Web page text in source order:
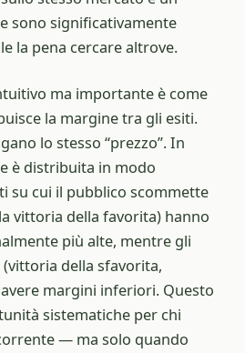
sono significativamente
la pena cercare altrove.
ma importante è come
la margine tra gli esiti.
lo stesso “prezzo”. In
è distribuita in modo
su cui il pubblico scommette
vittoria della favorita) hanno
più alte, mentre gli
della sfavorita,
margini inferiori. Questo
sistematiche per chi
— ma solo quando